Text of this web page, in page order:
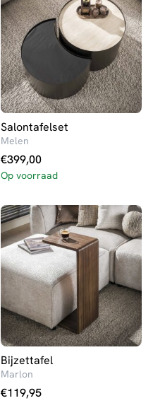
Salontafelset
Melen
€399,00
Op voorraad
Bijzettafel
Marlon
€119,95